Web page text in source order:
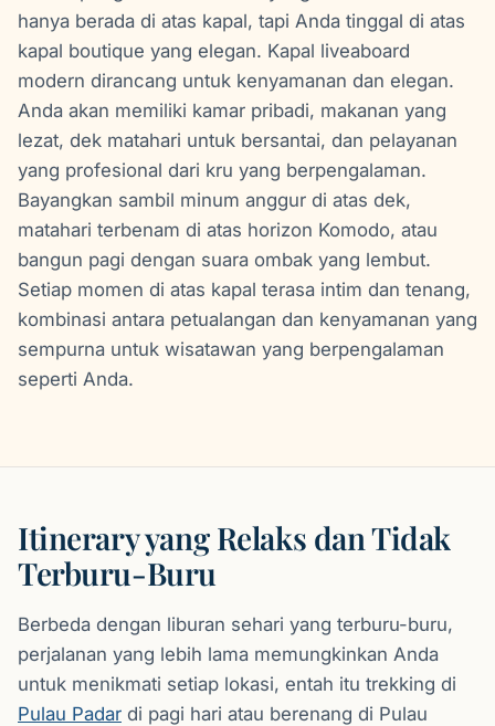
hanya berada di atas kapal, tapi Anda tinggal di atas
kapal boutique yang elegan. Kapal liveaboard
modern dirancang untuk kenyamanan dan elegan.
Anda akan memiliki kamar pribadi, makanan yang
lezat, dek matahari untuk bersantai, dan pelayanan
yang profesional dari kru yang berpengalaman.
Bayangkan sambil minum anggur di atas dek,
matahari terbenam di atas horizon Komodo, atau
bangun pagi dengan suara ombak yang lembut.
Setiap momen di atas kapal terasa intim dan tenang,
kombinasi antara petualangan dan kenyamanan yang
sempurna untuk wisatawan yang berpengalaman
seperti Anda.
Itinerary yang Relaks dan Tidak
Terburu-Buru
Berbeda dengan liburan sehari yang terburu-buru,
perjalanan yang lebih lama memungkinkan Anda
untuk menikmati setiap lokasi, entah itu trekking di
Pulau Padar di pagi hari atau berenang di Pulau